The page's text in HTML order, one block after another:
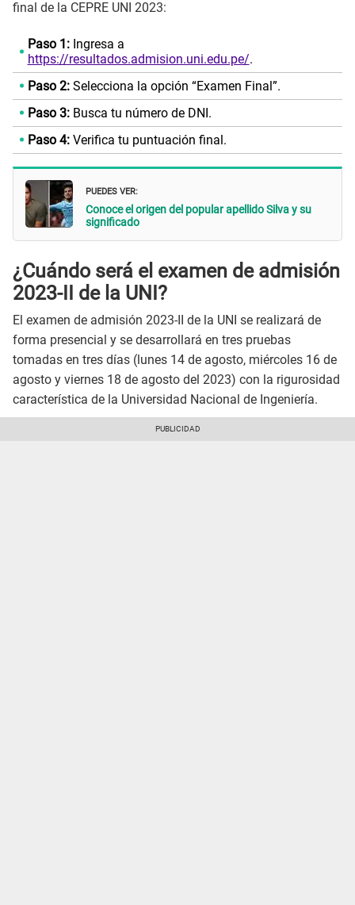
final de la CEPRE UNI 2023:
Paso 1: Ingresa a
https://resultados.admision.uni.edu.pe/.
Paso 2: Selecciona la opción “Examen Final”.
Paso 3: Busca tu número de DNI.
Paso 4: Verifica tu puntuación final.
PUEDES VER:
Conoce el origen del popular apellido Silva y su
significado
¿Cuándo será el examen de admisión
2023-II de la UNI?
El examen de admisión 2023-II de la UNI se realizará de
forma presencial y se desarrollará en tres pruebas
tomadas en tres días (lunes 14 de agosto, miércoles 16 de
agosto y viernes 18 de agosto del 2023) con la rigurosidad
característica de la Universidad Nacional de Ingeniería.